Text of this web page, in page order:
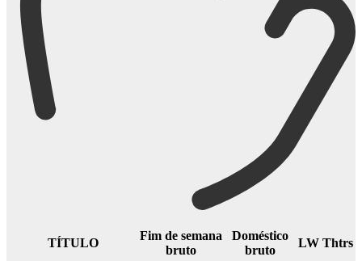
TÍTULO
Fim de semana
bruto
Doméstico
bruto
LW Thtrs